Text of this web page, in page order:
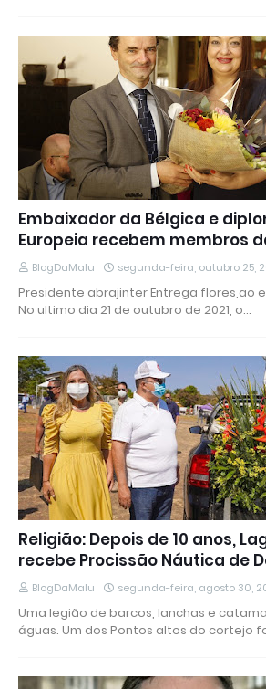
Embaixador da Bélgica e
Europeia recebem membros
BlogDaMalu segunda-feira, outubro 25,
Presidente abrajinter Entrega flores,ao
No ultimo dia 21 de outubro de 2021, o…
Religião: Depois de 10 anos,
recebe Procissão Náutica de
BlogDaMalu segunda-feira, agosto 30,
Uma legião de barcos, lanchas e
águas. Um dos Pontos altos do cortejo